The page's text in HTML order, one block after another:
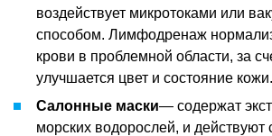
воздействует микротоками или
способом. Лимфодренаж
крови в проблемной области, за
улучшается цвет и состояние кожи.
Салонные маски— содержат
морских водорослей, и действуют